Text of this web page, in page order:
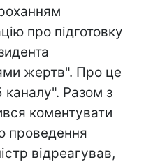
про підготовку
жертв". Про це
каналу". Разом з
коментувати
проведення
відреагував,